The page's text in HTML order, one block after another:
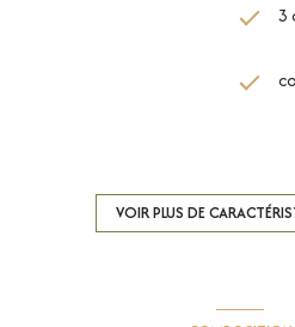
3
VOIR PLUS DE